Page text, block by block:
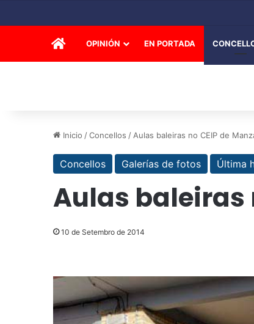
INICIOOPINIÓN EN PORTADA
Inicio /Concellos / Aulas baleiras no CEIP de
Concellos Galerías de fotos Última
Aulas baleiras
10 de Setembro de 2014